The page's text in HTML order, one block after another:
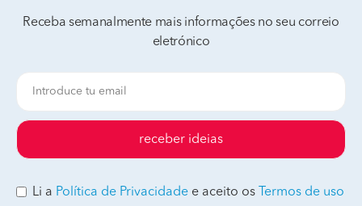
Receba semanalmente mais informações no seu correio
eletrónico
receber ideias
Li a Política de Privacidade e aceito os Termos de uso